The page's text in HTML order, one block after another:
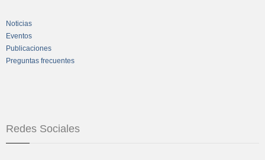
Noticias
Eventos
Publicaciones
Preguntas frecuentes
Redes Sociales